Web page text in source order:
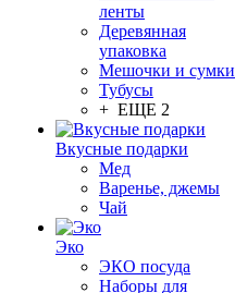
ленты
Деревянная
упаковка
Мешочки и сумки
Тубусы
+ ЕЩЕ 2
Вкусные подарки
Мед
Варенье, джемы
Чай
Эко
ЭКО посуда
Наборы для